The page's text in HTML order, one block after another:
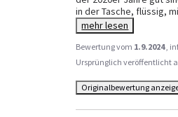
in der Tasche, flüssig,
mehr lesen
Bewertung vom 1.9.2024 ,
Ursprünglich veröffentlicht
Originalbewertung